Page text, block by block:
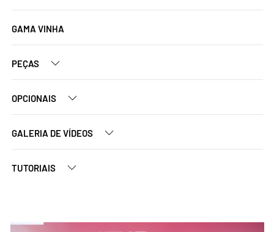
GAMA VINHA
PEÇAS
OPCIONAIS
GALERIA DE VÍDEOS
TUTORIAIS